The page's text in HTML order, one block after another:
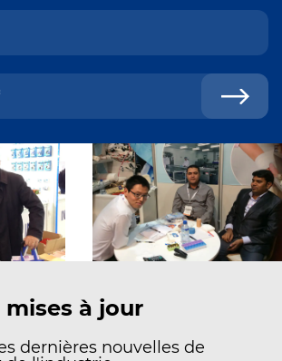
mises à jour
dernières nouvelles de